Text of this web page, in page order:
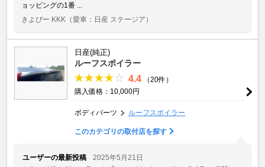
ョッピングの1番 ...
きよぴー KKK （愛車：日産 ステージア）
日産(純正)
ルーフスポイラー
4.4
（20件）
購入価格：10,000円
ボディパーツ ルーフスポイラー
このカテゴリの取付店を探す
ユーザーの最新投稿
2025年5月21日